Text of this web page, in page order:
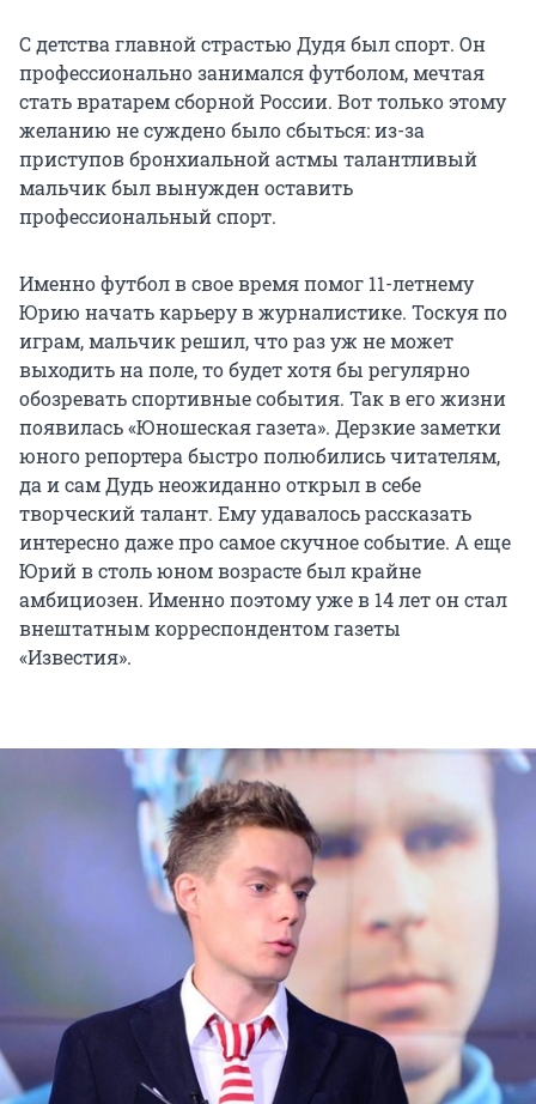
С детства главной страстью Дудя был спорт. Он
профессионально занимался футболом, мечтая
стать вратарем сборной России. Вот только этому
желанию не суждено было сбыться: из-за
приступов бронхиальной астмы талантливый
мальчик был вынужден оставить
профессиональный спорт.
Именно футбол в свое время помог 11-летнему
Юрию начать карьеру в журналистике. Тоскуя по
играм, мальчик решил, что раз уж не может
выходить на поле, то будет хотя бы регулярно
обозревать спортивные события. Так в его жизни
появилась «Юношеская газета». Дерзкие заметки
юного репортера быстро полюбились читателям,
да и сам Дудь неожиданно открыл в себе
творческий талант. Ему удавалось рассказать
интересно даже про самое скучное событие. А еще
Юрий в столь юном возрасте был крайне
амбициозен. Именно поэтому уже в 14 лет он стал
внештатным корреспондентом газеты
«Известия».